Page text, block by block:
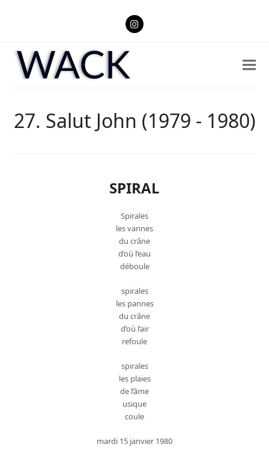
Instagram
27. Salut John (1979 - 1980)
SPIRAL
Spirales
les vannes
du crâne
d’où l’eau
déboule
spirales
les pannes
du crâne
d’où l’air
refoule
spirales
les plaies
de l’âme
usique
coule
mardi 15 janvier 1980